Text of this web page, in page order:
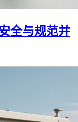
全与规范并